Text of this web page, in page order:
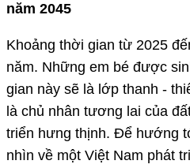
năm 2045
Khoảng thời gian từ 2025
năm. Những em bé được
gian này sẽ là lớp thanh -
là chủ nhân tương lai của
triển hưng thịnh. Để hướng
nhìn về một Việt Nam phát